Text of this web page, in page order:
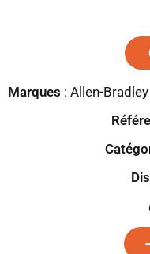
Marques : Allen-Bradley